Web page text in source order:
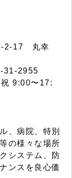
2-17 丸幸
31-2955
9:00〜17:
、病院、特別
の様々な場所
システム、防
ンスを良心価